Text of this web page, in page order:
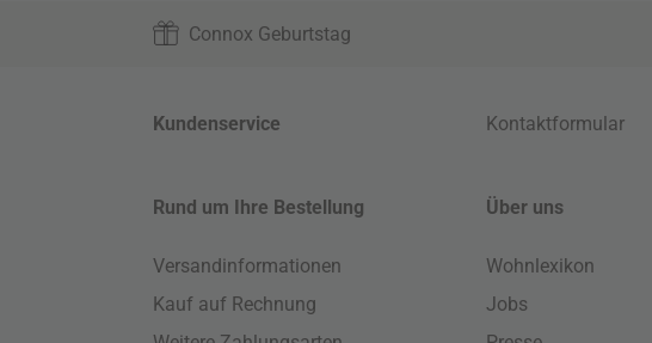
Connox Geburtstag
Kundenservice Kontaktformular
Rund um Ihre Bestellung
Versandinformationen
Kauf auf Rechnung
Über uns
Wohnlexikon
Jobs